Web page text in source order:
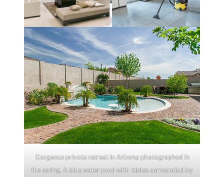
Gorgeous private retreat in Arizona photographed in
the spring. A blue water pool with tables surrounded by